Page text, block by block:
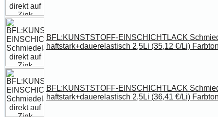
BFL:KUNSTSTOFF-EINSCHICHTLACK
haftstark+dauerelastisch 2,5Li (35,12 €/Li)
BFL:KUNSTSTOFF-EINSCHICHTLACK
haftstark+dauerelastisch 2,5Li (36,41 €/Li)